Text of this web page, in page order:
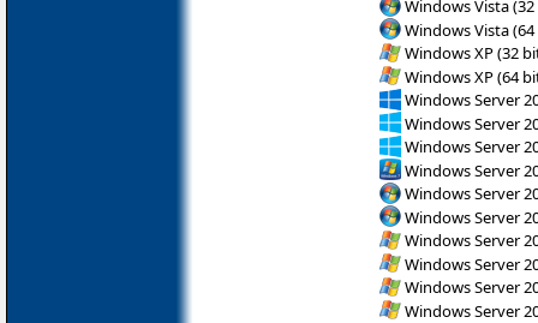
Windows Vista
Windows Vista
Windows XP (32
Windows XP (64
Windows Server
Windows Server
Windows Server
Windows Server
Windows Server
Windows Server
Windows Server
Windows Server
Windows Server
Windows Server